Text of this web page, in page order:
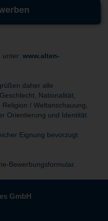
unter: www.alten-
daher alle
Nationalität,
/ Weltanschauung,
Orientierung und Identität.
Eignung bevorzugt
Bewerbungsformular.
GmbH